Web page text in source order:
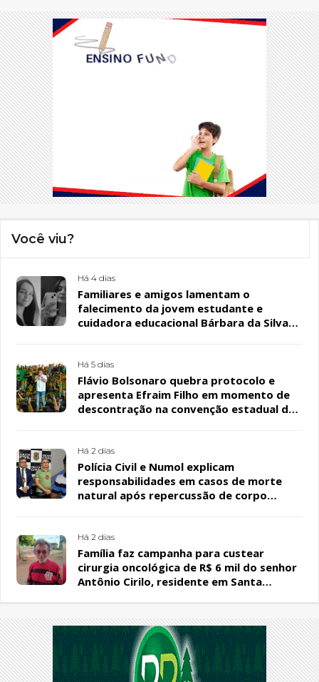
Você viu?
Há 4 dias
Familiares e amigos lamentam o
falecimento da jovem estudante e
cuidadora educacional Bárbara da Silva
Há 5 dias
Flávio Bolsonaro quebra protocolo e
apresenta Efraim Filho em momento de
descontração na convenção estadual do
Há 2 dias
Polícia Civil e Numol explicam
responsabilidades em casos de morte
natural após repercussão de corpo
Há 2 dias
Família faz campanha para custear
cirurgia oncológica de R$ 6 mil do senhor
Antônio Cirilo, residente em Santa